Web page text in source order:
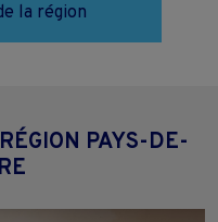
la région
PAYS-DE-